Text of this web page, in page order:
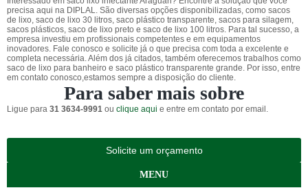
precisa aqui na DIPLAL. São diversas opções disponibilizadas, como sacos
de lixo, saco de lixo 30 litros, saco plástico transparente, sacos para silagem,
sacos plásticos, saco de lixo preto e saco de lixo 100 litros. Para tal sucesso, a
empresa investiu em profissionais competentes e em equipamentos
inovadores. Fale conosco e solicite já o que precisa com toda a excelente e
completa necessária. Além dos já citados, também oferecemos trabalhos como
saco de lixo para banheiro e saco plástico transparente grande. Por isso, entre
em contato conosco,estamos sempre a disposição do cliente.
Para saber mais sobre
Ligue para 31 3634-9991 ou clique aqui e entre em contato por email.
Solicite um orçamento
MENU